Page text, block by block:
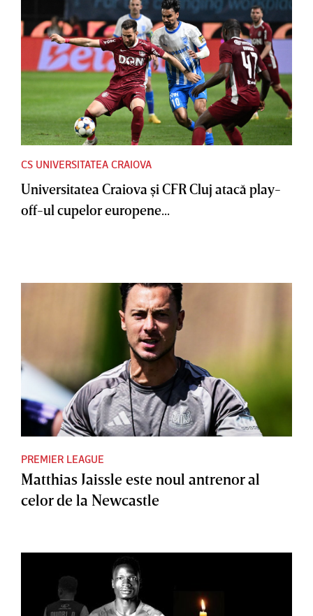
CS UNIVERSITATEA CRAIOVA
Universitatea Craiova şi CFR Cluj atacă play-
off-ul cupelor europene...
PREMIER LEAGUE
Matthias Jaissle este noul antrenor al
celor de la Newcastle